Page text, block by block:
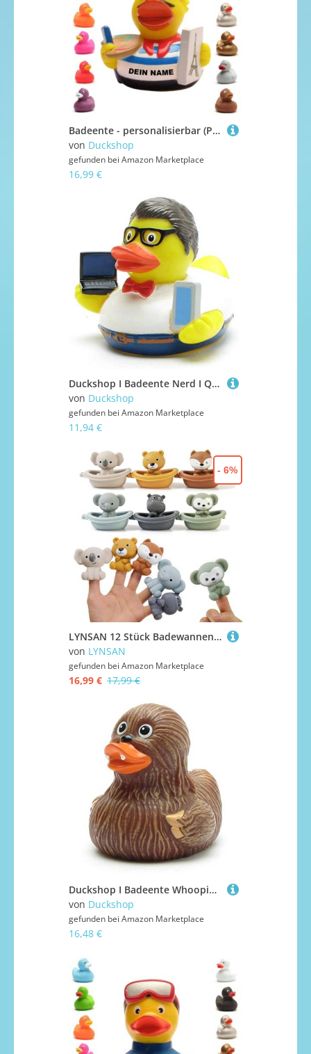
Badeente - personalisierbar (Paris Ente)
von Duckshop
gefunden bei Amazon Marketplace
16,99 €
Duckshop I Badeente Nerd I Quietscheente IT-Spezialist I L: 9 cm I inkl. Quietscheentchen-Schlüsselanhänger im Set I Badespielzeug I Geschenk Computer-Freaks I Präsent ITler I
von Duckshop
gefunden bei Amazon Marketplace
11,94 €
LYNSAN 12 Stück Badewannenspielzeug Badespielzeug Baby Silikon Badewanne Spielzeug Wasserspielzeug Spritztiere Schwimmbad Boote Hübsches Tier Geschenke für Kinder Babys Kleinkinder Jungen Mädchen
von LYNSAN
gefunden bei Amazon Marketplace
16,99 € 17,99 €
- 6%
Duckshop I Badeente Whooping I Spa-Wars Quietscheente L: 8 cm I inkl. Quietscheentchen-Schlüsselanhänger im Set I Geschenk Science-Fiction Fans I Präsent Sammler
von Duckshop
gefunden bei Amazon Marketplace
16,48 €